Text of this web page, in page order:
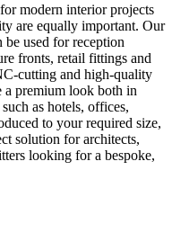
modern interior projects
are equally important. Our
used for reception
fronts, retail fittings and
cutting and high-quality
a premium look both in
as hotels, offices,
to your required size,
solution for architects,
looking for a bespoke,